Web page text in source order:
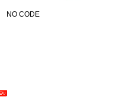
NO CODE